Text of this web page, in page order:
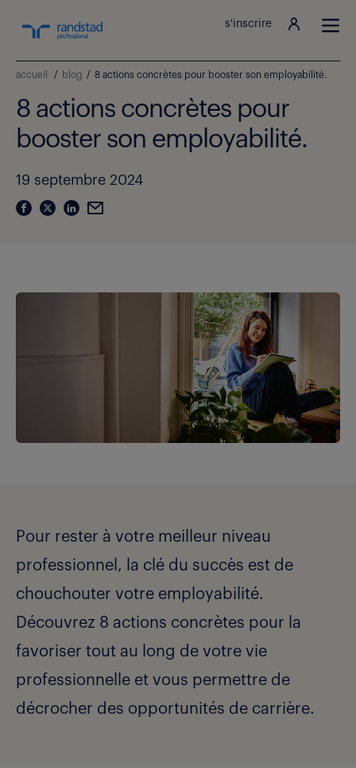
s'inscrire
accueil / blog / 8 actions concrètes pour booster son employabilité.
8 actions concrètes pour
booster son employabilité.
19 septembre 2024
Pour rester à votre meilleur niveau
professionnel, la clé du succès est de
chouchouter votre employabilité.
Découvrez 8 actions concrètes pour la
favoriser tout au long de votre vie
professionnelle et vous permettre de
décrocher des opportunités de carrière.